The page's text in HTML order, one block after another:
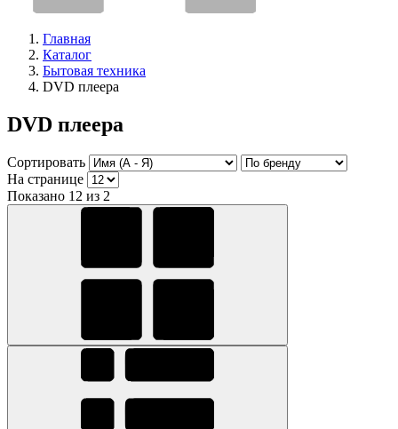
Главная
Каталог
Бытовая техника
DVD плеера
DVD плеера
Сортировать
На странице
Показано 12 из 2